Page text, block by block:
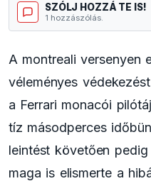
SZÓLJ HOZZÁ TE IS!
1 hozzászólás.
A montreali versenyen
véleményes
a Ferrari monacói
tíz másodperces
leintést követően
maga is elismerte a